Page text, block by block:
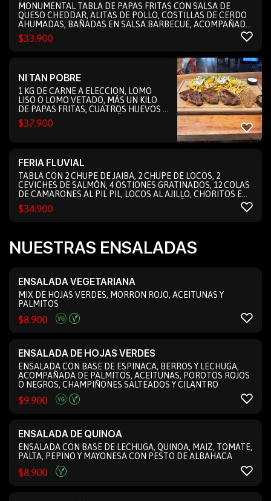
MONUMENTAL TABLA DE PAPAS FRITAS CON SALSA DE
QUESO CHEDDAR, ALITAS DE POLLO, COSTILLAS DE CERDO
AHUMADAS, BAÑADAS EN SALSA BARBECUE, ACOMPAÑADO
DE TOMATES CHERRY Y UN TOQUE DE CIBOULETTE
$33.900
NI TAN POBRE
1 KG DE CARNE A ELECCIÓN, LOMO
LISO O LOMO VETADO, MÁS UN KILO
DE PAPAS FRITAS, CUATROS HUEVOS Y
CEBOLLA FRITA. ACOMPAÑADO DE
PEBRE Y MAYONESA DE AJO DE LA
$37.900
FERIA FLUVIAL
TABLA CON 2 CHUPE DE JAIBA, 2 CHUPE DE LOCOS, 2
CEVICHES DE SALMÓN, 4 OSTIONES GRATINADOS, 12 COLAS
DE CAMARONES AL PIL PIL, LOCOS AL AJILLO, CHORITOS EN
SALSA VERDE Y PULPO AL OLIVO ACOMPAÑADO DE SALSA
VERDE, HECHA CON ACEITE DE OLIVA, CEBOLLA PICADA,
$34.900
NUESTRAS ENSALADAS
ENSALADA VEGETARIANA
MIX DE HOJAS VERDES, MORRON ROJO, ACEITUNAS Y
PALMITOS
$8.900
ENSALADA DE HOJAS VERDES
ENSALADA CON BASE DE ESPINACA, BERROS Y LECHUGA,
ACOMPAÑADA DE PALMITOS, ACEITUNAS, POROTOS ROJOS
O NEGROS, CHAMPIÑONES SALTEADOS Y CILANTRO
$9.900
ENSALADA DE QUINOA
ENSALADA CON BASE DE LECHUGA, QUINOA, MAIZ, TOMATE,
PALTA, PEPINO Y MAYONESA CON PESTO DE ALBAHACA
$8.900